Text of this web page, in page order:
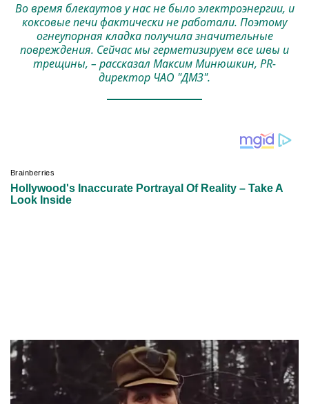
Во время блекаутов у нас не было электроэнергии, и
коксовые печи фактически не работали. Поэтому
огнеупорная кладка получила значительные
повреждения. Сейчас мы герметизируем все швы и
трещины, – рассказал Максим Минюшкин, PR-
директор ЧАО "ДМЗ".